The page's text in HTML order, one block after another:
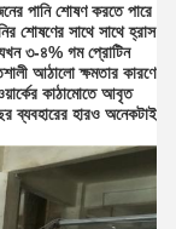
পানি শোষণ করতে পারে
শোষণের সাথে সাথে হ্রাস
যখন ৩-৪% গম প্রোটিন
আঠালো ক্ষমতার কারণে
কাঠামোতে আবৃত
ব্যবহারের হারও অনেকটাই